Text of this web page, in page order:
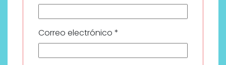
Correo electrónico *